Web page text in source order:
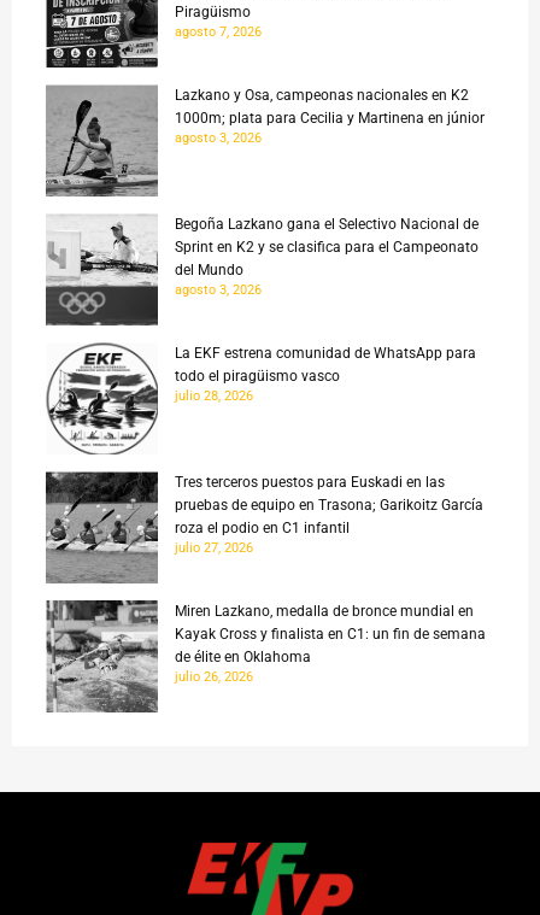
Piragüismo
agosto 7, 2026
Lazkano y Osa, campeonas nacionales en K2
1000m; plata para Cecilia y Martinena en júnior
agosto 3, 2026
Begoña Lazkano gana el Selectivo Nacional de
Sprint en K2 y se clasifica para el Campeonato
del Mundo
agosto 3, 2026
La EKF estrena comunidad de WhatsApp para
todo el piragüismo vasco
julio 28, 2026
Tres terceros puestos para Euskadi en las
pruebas de equipo en Trasona; Garikoitz García
roza el podio en C1 infantil
julio 27, 2026
Miren Lazkano, medalla de bronce mundial en
Kayak Cross y finalista en C1: un fin de semana
de élite en Oklahoma
julio 26, 2026